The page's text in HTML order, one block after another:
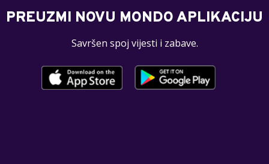
PREUZMI NOVU MONDO APLIKACIJU
Savršen spoj vijesti i zabave.